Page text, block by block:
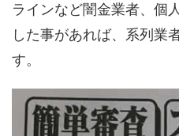
ラインなど闇金業者、個
した事があれば、系列業
す。